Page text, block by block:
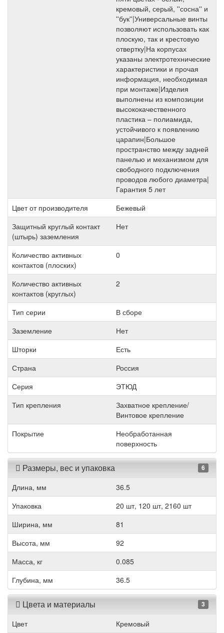
кремовый, серый, ''сосна'' и
''бук''|Универсальные винты
позволяют использовать как
плоскую, так и крестовую
отвертку|На корпусах
указаны электротехнические
характеристики и прочая
информация, необходимая
при монтаже|Изделия
выполнены из композиции
высококачественного
пластика – полиамида,
устойчивого к появлению
царапин|Большое
пространство между задней
панелью и механизмом для
свободного подключения
проводов любого диаметра|
Гарантия 5 лет
Цвет от производителя
Бежевый
Защитный круглый контакт
(штырь) заземления
Нет
Количество активных
контактов (плоских)
0
Количество активных
контактов (круглых)
2
Тип серии
В сборе
Заземление
Нет
Шторки
Есть
Страна
Россия
Серия
ЭТЮД
Тип крепления
Захватное крепление/
Винтовое крепление
Покрытие
Необработанная
поверхность
Размеры, вес и упаковка 6
Длина, мм
36.5
Упаковка
20 шт, 120 шт, 2160 шт
Ширина, мм
81
Высота, мм
92
Масса, кг
0.085
Глубина, мм
36.5
Цвета и материалы 3
Цвет
Кремовый